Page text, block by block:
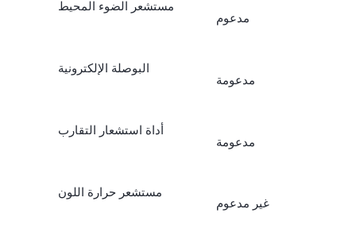
مستشعر الضوء المحيط
مدعوم
البوصلة الإلكترونية
مدعومة
أداة استشعار التقارب
مدعومة
مستشعر حرارة اللون
غير مدعوم